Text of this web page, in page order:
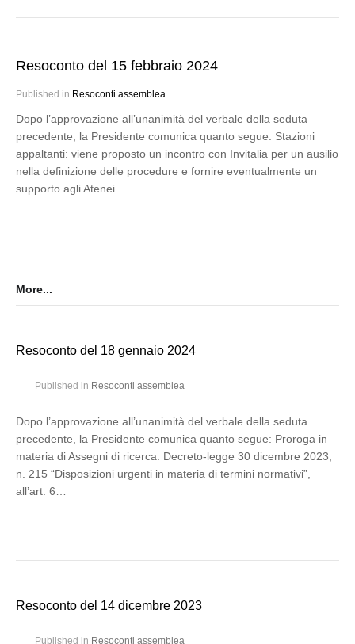
Resoconto del 15 febbraio 2024
Published in Resoconti assemblea
Dopo l’approvazione all’unanimità del verbale della seduta
precedente, la Presidente comunica quanto segue: Stazioni
appaltanti: viene proposto un incontro con Invitalia per un ausilio
nella definizione delle procedure e fornire eventualmente un
supporto agli Atenei…
More...
Resoconto del 18 gennaio 2024
Published in Resoconti assemblea
Dopo l’approvazione all’unanimità del verbale della seduta
precedente, la Presidente comunica quanto segue: Proroga in
materia di Assegni di ricerca: Decreto-legge 30 dicembre 2023,
n. 215 “Disposizioni urgenti in materia di termini normativi”,
all’art. 6…
Resoconto del 14 dicembre 2023
Published in Resoconti assemblea